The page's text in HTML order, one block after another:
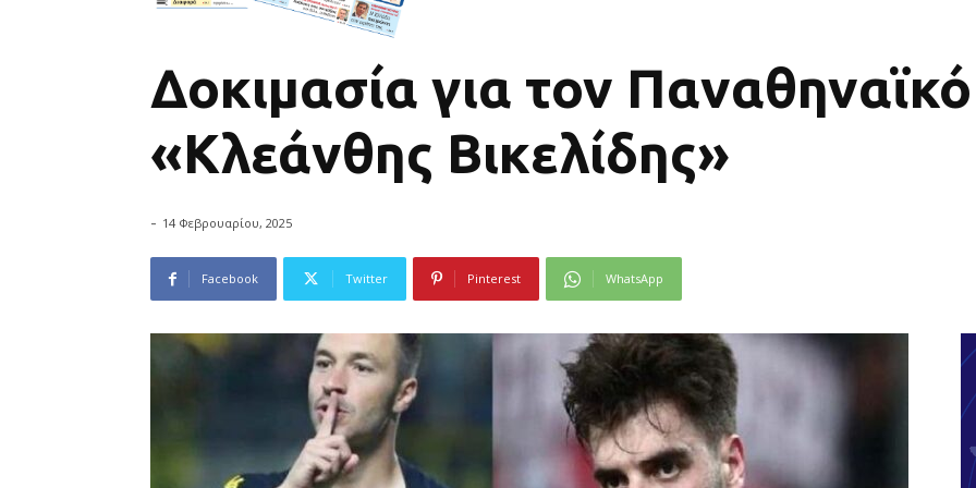
Δοκιμασία για τον
«Κλεάνθης Βικελίδης»
- 14 Φεβρουαρίου, 2025
Facebook Twitter Pinterest WhatsApp